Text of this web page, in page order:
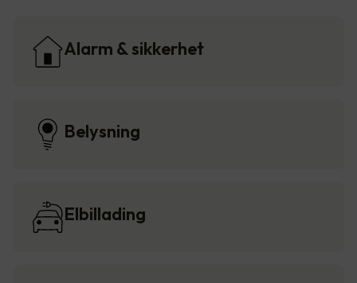
Alarm & sikkerhet
Belysning
Elbillading